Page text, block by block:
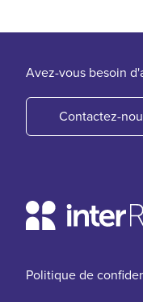
Avez-vous besoin
Contactez-
Politique de